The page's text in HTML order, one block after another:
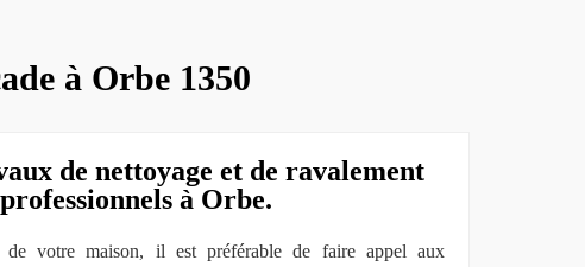
à Orbe 1350
de nettoyage et de ravalement
à Orbe.
de votre maison, il est préférable de faire appel aux